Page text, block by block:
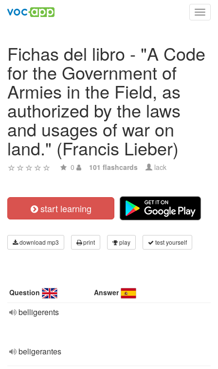
Fichas del libro - "A Code
for the Government of
Armies in the Field, as
authorized by the laws
and usages of war on
land." (Francis Lieber)
0 101 flashcards lack
start learning
download mp3 print play test yourself
Question Answer
belligerents
beligerantes